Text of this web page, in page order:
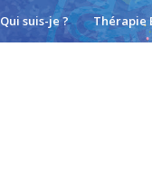
Qui suis-je ? Thérapie